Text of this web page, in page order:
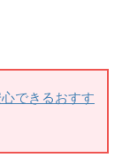
できるおすす